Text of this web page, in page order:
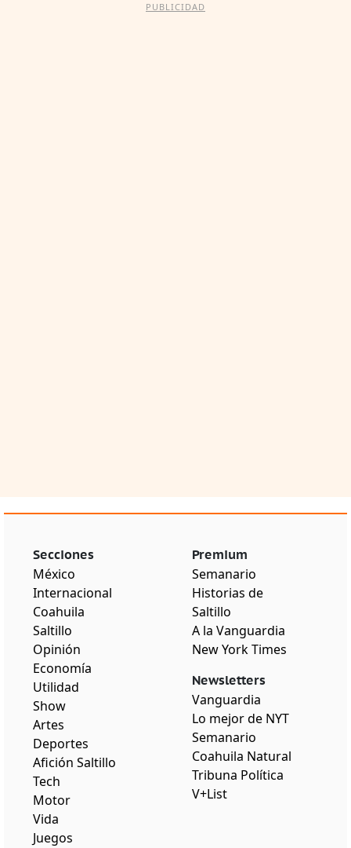
PUBLICIDAD
Secciones
México
Internacional
Coahuila
Saltillo
Opinión
Economía
Utilidad
Show
Artes
Deportes
Afición Saltillo
Tech
Motor
Vida
Juegos
Premium
Semanario
Historias de
Saltillo
A la Vanguardia
New York Times
Newsletters
Vanguardia
Lo mejor de NYT
Semanario
Coahuila Natural
Tribuna Política
V+List